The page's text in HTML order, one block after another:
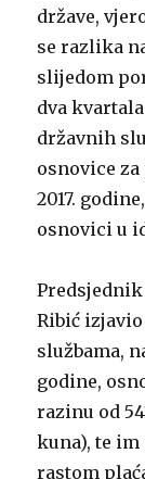
države,
se razlika
slijedom
dva
državnih
osnovice za
2017.
osnovici u
Ribić
službama,
godine,
razinu od
kuna), te
rastom